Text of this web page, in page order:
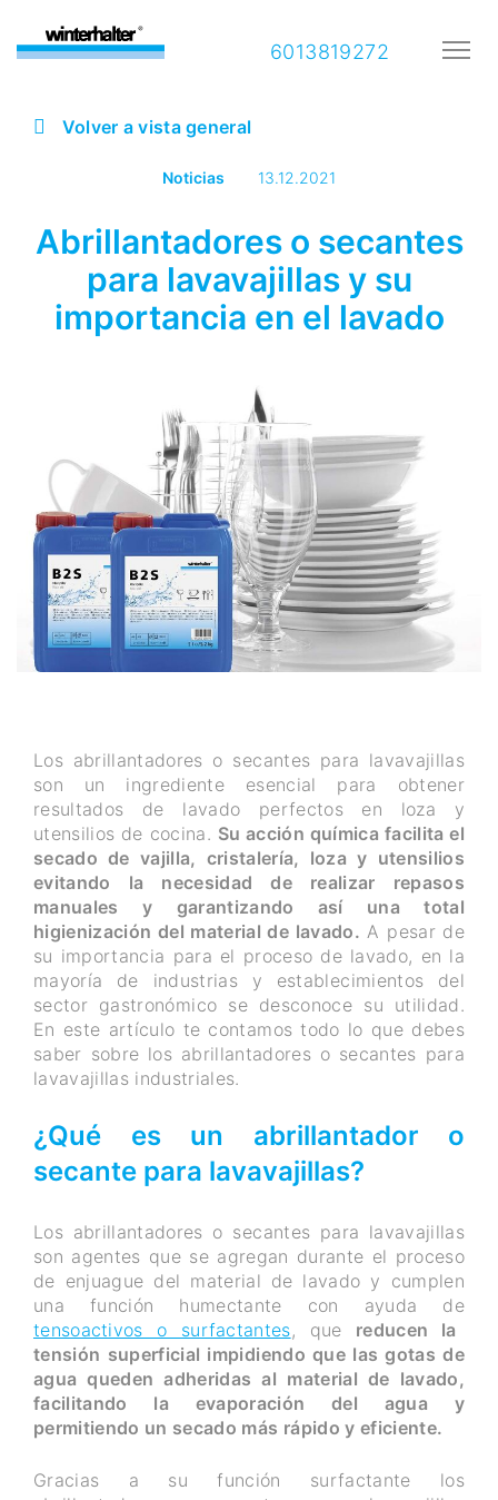
6013819272
Volver a vista general
Noticias 13.12.2021
Abrillantadores o secantes
para lavavajillas y su
importancia en el lavado
Los abrillantadores o secantes para lavavajillas
son un ingrediente esencial para obtener
resultados de lavado perfectos en loza y
utensilios de cocina. Su acción química facilita el
secado de vajilla, cristalería, loza y utensilios
evitando la necesidad de realizar repasos
manuales y garantizando así una total
higienización del material de lavado. A pesar de
su importancia para el proceso de lavado, en la
mayoría de industrias y establecimientos del
sector gastronómico se desconoce su utilidad.
En este artículo te contamos todo lo que debes
saber sobre los abrillantadores o secantes para
lavavajillas industriales.
¿Qué es un abrillantador o
secante para lavavajillas?
Los abrillantadores o secantes para lavavajillas
son agentes que se agregan durante el proceso
de enjuague del material de lavado y cumplen
una función humectante con ayuda de
tensoactivos o surfactantes, que reducen la
tensión superficial impidiendo que las gotas de
agua queden adheridas al material de lavado,
facilitando la evaporación del agua y
permitiendo un secado más rápido y eficiente.
Gracias a su función surfactante los